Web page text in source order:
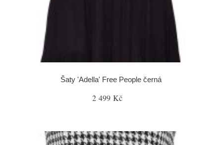
Šaty 'Adella' Free People černá
2 499 Kč